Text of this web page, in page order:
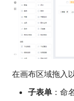
在画布区域拖入
子表单 ：命